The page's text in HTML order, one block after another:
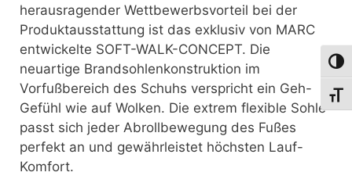
herausragender Wettbewerbsvorteil bei der
Produktausstattung ist das exklusiv von MARC
entwickelte SOFT-WALK-CONCEPT. Die
neuartige Brandsohlenkonstruktion im
Vorfußbereich des Schuhs verspricht ein Geh-
Gefühl wie auf Wolken. Die extrem flexible Sohle
passt sich jeder Abrollbewegung des Fußes
perfekt an und gewährleistet höchsten Lauf-
Komfort.